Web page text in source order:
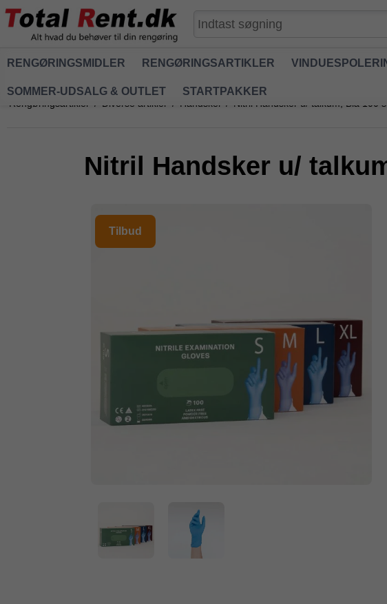
RENGØRINGSMIDLER RENGØRINGSARTIKLER
SOMMER-UDSALG & OUTLET STARTPAKKER
Rengøringsartikler / Diverse artikler / Handsker / Nitril Handsker u/ talkum, Blå 100
Nitril Handsker u/
Tilbud